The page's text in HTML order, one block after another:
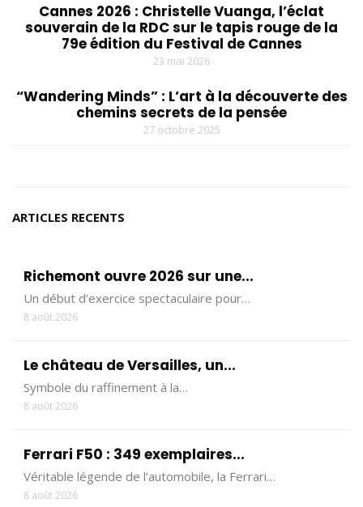
Cannes 2026 : Christelle Vuanga, l’éclat
souverain de la RDC sur le tapis rouge de la
79e édition du Festival de Cannes
23 mai 2026
“Wandering Minds” : L’art à la découverte des
chemins secrets de la pensée
27 octobre 2025
ARTICLES RECENTS
Richemont ouvre 2026 sur une...
Un début d’exercice spectaculaire pour…
8 août 2026
Le château de Versailles, un...
Symbole du raffinement à la…
8 août 2026
Ferrari F50 : 349 exemplaires...
Véritable légende de l’automobile, la Ferrari…
8 août 2026